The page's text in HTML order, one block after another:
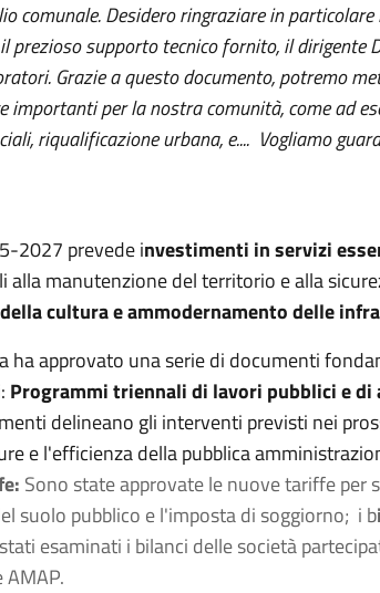
comunale. Desidero ringraziare in particolare
prezioso supporto tecnico fornito, il dirigente
Grazie a questo documento, potremo
importanti per la nostra comunità, come ad
riqualificazione urbana, e.... Vogliamo
2027 prevede investimenti in servizi
alla manutenzione del territorio e alla
cultura e ammodernamento delle
ha approvato una serie di documenti
Programmi triennali di lavori pubblici e di
delineano gli interventi previsti nei
e l'efficienza della pubblica
Sono state approvate le nuove tariffe per
suolo pubblico e l'imposta di soggiorno; i b
esaminati i bilanci delle società
AMAP.